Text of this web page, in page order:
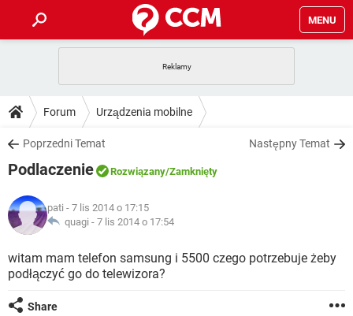
MENU
GRY WHATSAPP
SPOTIFY
INSTAGRAM FACEBOOK
WINDOWS 10
PORADY
PlayStation TIKTOK
INSTAGRAM
WINDOWS 10
DO POBRANIA
ANDROID TIKTOK
GRY
IOS
INSTAGRAM FACEBOOK
WINDOWS 10
COVID-19
GRY
SPOTIFY NETFLIX
ARTYKUŁY
COVID-19 TIKTOK
GRY
SPOTIFY
Forum Urządzenia mobilne
Poprzedni Temat Następny Temat
Podlaczenie Rozwiązany/Zamknięty
pati - 7 lis 2014 o 17:15
quagi - 7 lis 2014 o 17:54
witam mam telefon samsung i 5500 czego potrzebuje żeby
podłączyć go do telewizora?
Share